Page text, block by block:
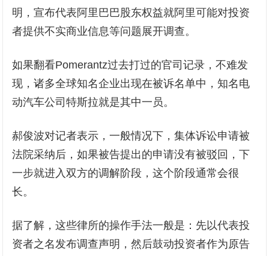
明，宣布代表阿里巴巴股东权益就阿里可能对投资
者提供不实商业信息等问题展开调查。
如果翻看Pomerantz过去打过的官司记录，不难发
现，诸多全球知名企业出现在被诉名单中，知名电
动汽车公司特斯拉就是其中一员。
郝俊波对记者表示，一般情况下，集体诉讼申请被
法院采纳后，如果被告提出的申请没有被驳回，下
一步就进入双方的调解阶段，这个阶段通常会很
长。
据了解，这些律所的操作手法一般是：先以代表投
资者之名发布调查声明，然后鼓动投资者作为原告